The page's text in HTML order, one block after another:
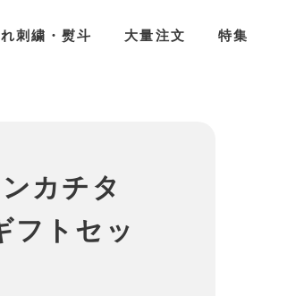
刺繍・熨斗 大量注文 特集
カチタ
フトセッ